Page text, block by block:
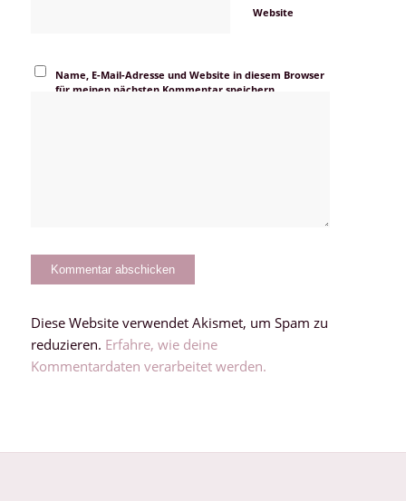
Website
Name, E-Mail-Adresse und Website in diesem Browser
für meinen nächsten Kommentar speichern.
Diese Website verwendet Akismet, um Spam zu
reduzieren. Erfahre, wie deine
Kommentardaten verarbeitet werden.